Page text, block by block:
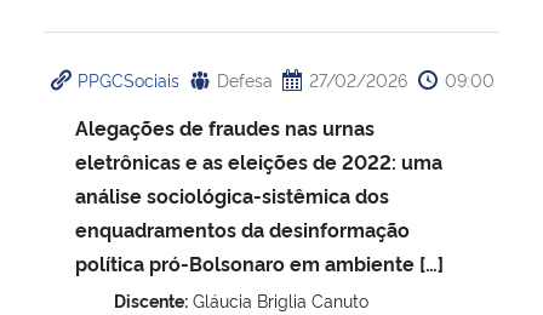
PPGCSociais Defesa 27/02/2026 09:00
Alegações de fraudes nas urnas
eletrônicas e as eleições de 2022: uma
análise sociológica-sistêmica dos
enquadramentos da desinformação
política pró-Bolsonaro em ambiente […]
Discente: Gláucia Briglia Canuto